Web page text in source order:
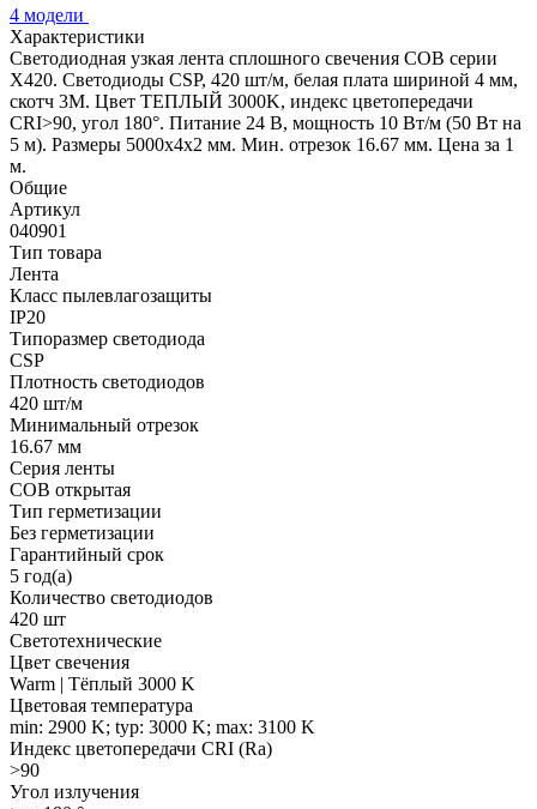
4 модели
Характеристики
Светодиодная узкая лента сплошного свечения COB серии
X420. Светодиоды CSP, 420 шт/м, белая плата шириной 4 мм,
скотч 3M. Цвет ТЕПЛЫЙ 3000K, индекс цветопередачи
CRI>90, угол 180°. Питание 24 В, мощность 10 Вт/м (50 Вт на
5 м). Размеры 5000х4х2 мм. Мин. отрезок 16.67 мм. Цена за 1
м.
Общие
Артикул
040901
Тип товара
Лента
Класс пылевлагозащиты
IP20
Типоразмер светодиода
CSP
Плотность светодиодов
420 шт/м
Минимальный отрезок
16.67 мм
Серия ленты
COB открытая
Тип герметизации
Без герметизации
Гарантийный срок
5 год(а)
Количество светодиодов
420 шт
Светотехнические
Цвет свечения
Warm | Тёплый 3000 K
Цветовая температура
min: 2900 K; typ: 3000 K; max: 3100 K
Индекс цветопередачи CRI (Ra)
>90
Угол излучения